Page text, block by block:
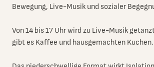
Bewegung, Live-Musik und sozialer
Von 14 bis 17 Uhr wird zu Live-Musik
gibt es Kaffee und hausgemachten Kuchen.